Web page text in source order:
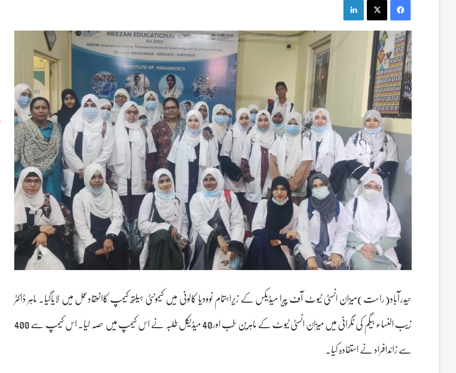
حیدرآباد(راست)میزان انسٹی ٹیوٹ آف پیرا میڈیکس کے زیراہتمام نوودیا کالونی میں کیمونٹی ہیلتھ کیمپ کاانعقادعمل میں لایاگیا۔ ماہر ڈاکٹر
زیب النساء بیگم کی نگرانی میں میزان انسٹی ٹیوٹ کے ماہرین طب اور40 میڈیکل طلبہ نے اس کیمپ میں حصہ لیا۔ اس کیمپ سے 400
سے زائدافراد نے استفادہ کیا۔